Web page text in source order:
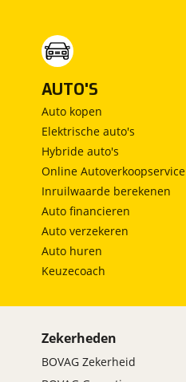
AUTO'S
Auto kopen
Elektrische auto's
Hybride auto's
Online Autoverkoopservice
Inruilwaarde berekenen
Auto financieren
Auto verzekeren
Auto huren
Keuzecoach
Zekerheden
BOVAG Zekerheid